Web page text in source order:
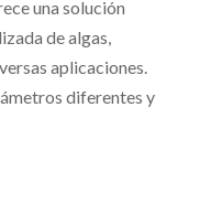
una solución
de algas,
aplicaciones.
diferentes y